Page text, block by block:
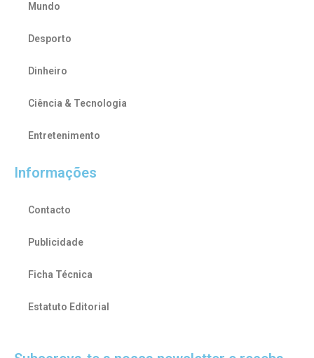
Mundo
Desporto
Dinheiro
Ciência & Tecnologia
Entretenimento
Informações
Contacto
Publicidade
Ficha Técnica
Estatuto Editorial